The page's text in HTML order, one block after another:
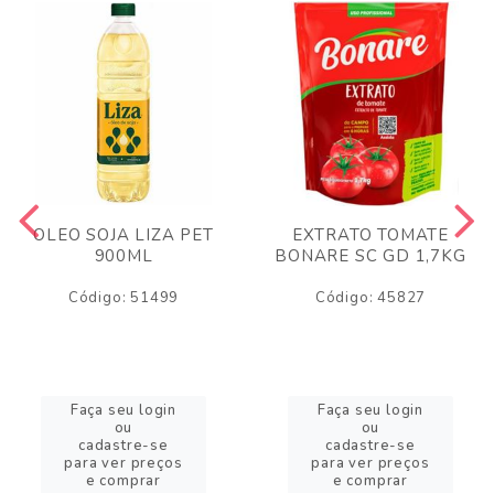
OLEO SOJA LIZA PET
900ML
Código: 51499
Faça seu login
ou
cadastre-se
para ver preços
e comprar
EXTRATO TOMATE
BONARE SC GD 1,7KG
Código: 45827
Faça seu login
ou
cadastre-se
para ver preços
e comprar